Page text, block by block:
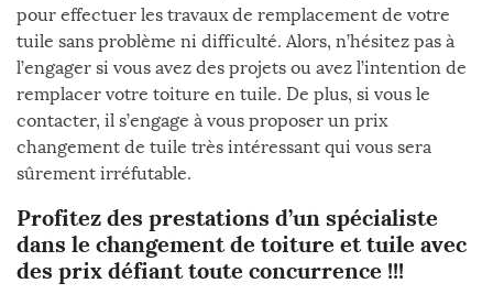
pour effectuer les travaux de remplacement de votre
tuile sans problème ni difficulté. Alors, n’hésitez pas à
l’engager si vous avez des projets ou avez l’intention de
remplacer votre toiture en tuile. De plus, si vous le
contacter, il s’engage à vous proposer un prix
changement de tuile très intéressant qui vous sera
sûrement irréfutable.
Profitez des prestations d’un spécialiste
dans le changement de toiture et tuile avec
des prix défiant toute concurrence !!!